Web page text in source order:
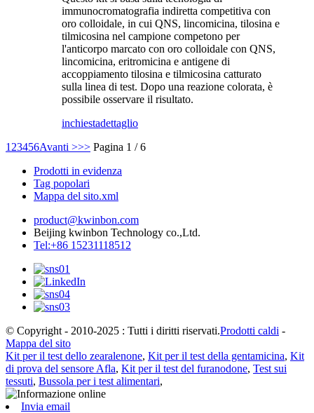
immunocromatografia indiretta competitiva con
oro colloidale, in cui QNS, lincomicina, tilosina e
tilmicosina nel campione competono per
l'anticorpo marcato con oro colloidale con QNS,
lincomicina, eritromicina e antigene di
accoppiamento tilosina e tilmicosina catturato
sulla linea di test. Dopo una reazione colorata, è
possibile osservare il risultato.
inchiestadettaglio
1 23456Avanti >>> Pagina 1 / 6
Prodotti in evidenza
Tag popolari
Mappa del sito.xml
product@kwinbon.com
Beijing kwinbon Technology co.,Ltd.
Tel:+86 15231118512
© Copyright - 2010-2025 : Tutti i diritti riservati.Prodotti caldi -
Mappa del sito
Kit per il test dello zearalenone, Kit per il test della gentamicina, Kit
di prova del sensore Afla, Kit per il test del furanodone, Test sui
tessuti, Bussola per i test alimentari,
Invia email